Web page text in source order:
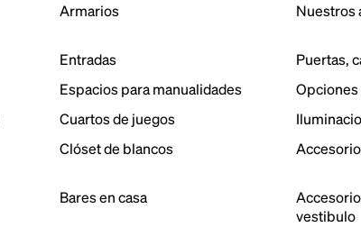
Armarios Nuestros
Entradas Puertas,
Espacios para manualidades
Cuartos de juegos
Clóset de blancos
Bares en casa
vestibulo